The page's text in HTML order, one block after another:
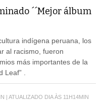
´´Mejor álbum
indígena peruana, los
al racismo, fueron
más importantes de la
.
| ATUALIZADO DIA ÀS 11H14MIN